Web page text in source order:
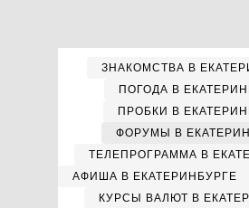
ЗНАКОМСТВА В
ПОГОДА В
ПРОБКИ В
ФОРУМЫ В
ТЕЛЕПРОГРАММА В
АФИША В ЕКАТЕРИНБУРГЕ
КУРСЫ ВАЛЮТ В